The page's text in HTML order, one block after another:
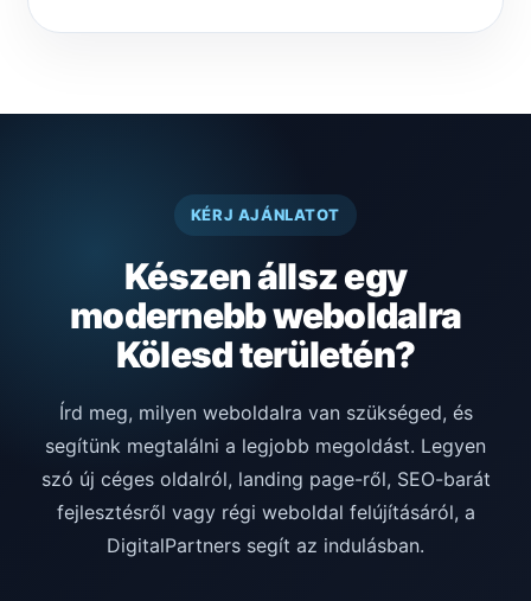
KÉRJ AJÁNLATOT
Készen állsz egy
modernebb weboldalra
Kölesd területén?
Írd meg, milyen weboldalra van szükséged, és
segítünk megtalálni a legjobb megoldást. Legyen
szó új céges oldalról, landing page-ről, SEO-barát
fejlesztésről vagy régi weboldal felújításáról, a
DigitalPartners segít az indulásban.